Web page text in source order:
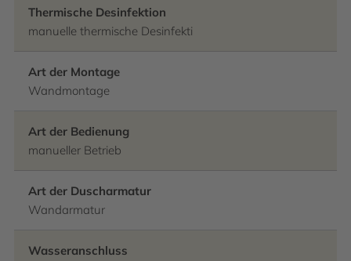
Thermische Desinfektion
manuelle thermische Desinfekti
Art der Montage
Wandmontage
Art der Bedienung
manueller Betrieb
Art der Duscharmatur
Wandarmatur
Wasseranschluss